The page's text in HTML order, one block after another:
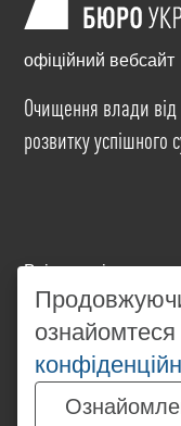
офіційний вебсайт
Очищення влади від
розвитку успішного
Всі матеріали на
ліцензіїCreative
NoDerivatives 4.0
яких матеріалів,
за умови
незалежності від
використання
ознайомтеся